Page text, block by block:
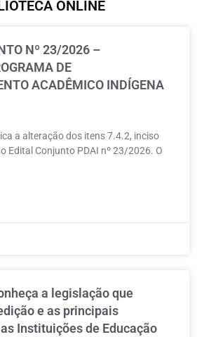
ONLINE
Nº 23/2026 –
DE
ACADÊMICO INDÍGENA
a alteração dos itens 7.4.2, inciso
Edital Conjunto PDAI nº 23/2026. O
a legislação que
e as principais
Instituições de Educação